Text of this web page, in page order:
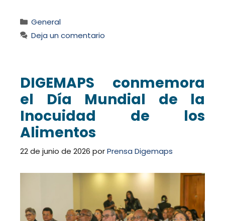
Categorías
General
Deja un comentario
DIGEMAPS conmemora
el Día Mundial de la
Inocuidad de los
Alimentos
22 de junio de 2026 porPrensa Digemaps